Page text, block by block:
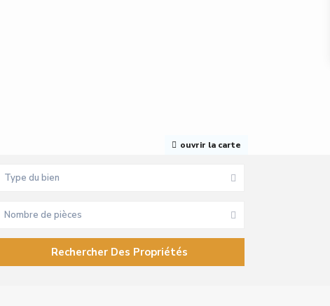
ouvrir la carte
Type du bien
Nombre de pièces